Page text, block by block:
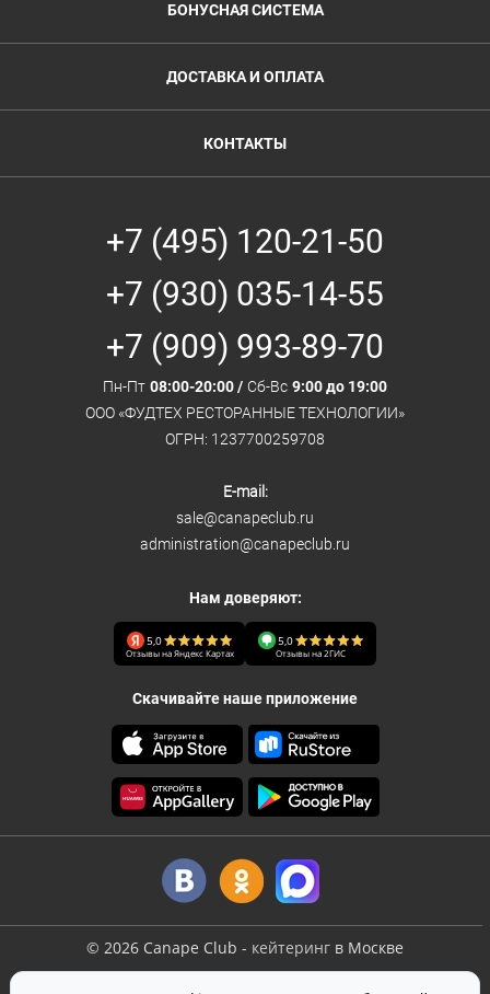
БОНУСНАЯ СИСТЕМА
ДОСТАВКА И ОПЛАТА
КОНТАКТЫ
+7 (495) 120-21-50
+7 (930) 035-14-55
+7 (909) 993-89-70
Пн-Пт 08:00-20:00 / Сб-Вс 9:00 до 19:00
ООО «ФУДТЕХ РЕСТОРАННЫЕ ТЕХНОЛОГИИ»
ОГРН: 1237700259708
E-mail:
sale@canapeclub.ru
administration@canapeclub.ru
Нам доверяют:
5,0
Отзывы на Яндекс Картах
5,0
Отзывы на 2ГИС
Скачивайте наше приложение
© 2026 Canape Club - кейтеринг в Москве